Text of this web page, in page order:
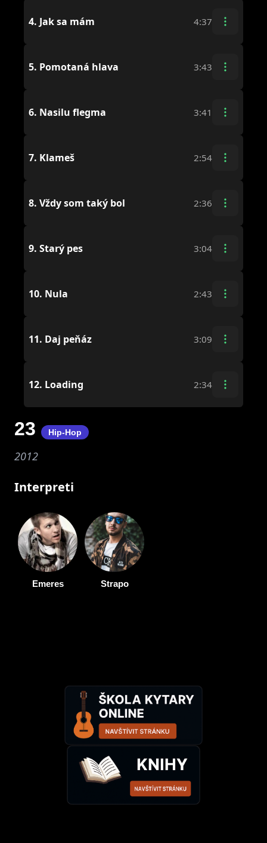
4. Jak sa mám 4:37
5. Pomotaná hlava 3:43
6. Nasilu flegma 3:41
7. Klameš 2:54
8. Vždy som taký bol 2:36
9. Starý pes 3:04
10. Nula 2:43
11. Daj peňáz 3:09
12. Loading 2:34
23 Hip-Hop
2012
Interpreti
Emeres Strapo